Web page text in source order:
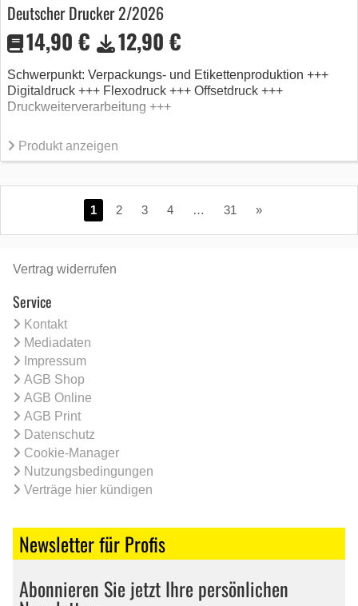
Deutscher Drucker 2/2026
14,90 € 12,90 €
Schwerpunkt: Verpackungs- und Etikettenproduktion +++
Digitaldruck +++ Flexodruck +++ Offsetdruck +++
Druckweiterverarbeitung +++
Produkt anzeigen
1 2 3 4 … 31 »
Vertrag widerrufen
Service
Kontakt
Mediadaten
Impressum
AGB Shop
AGB Online
AGB Print
Datenschutz
Cookie-Manager
Nutzungsbedingungen
Verträge hier kündigen
Newsletter für Profis
Abonnieren Sie jetzt Ihre persönlichen